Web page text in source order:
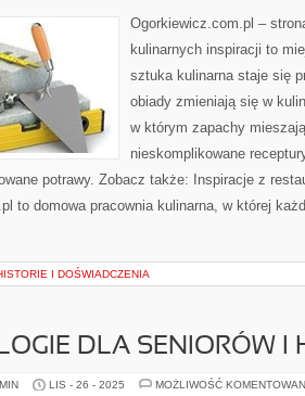
Ogorkiewicz.com.pl –
kulinarnych inspiracji to
sztuka kulinarna staje się
obiady zmieniają się w
w którym zapachy
nieskomplikowane
potrawy. Zobacz także: Inspiracje z
to domowa pracownia kulinarna, w której
I DOŚWIADCZENIA
DLA SENIORÓW I
LIS - 26 - 2025 MOŻLIWOŚĆ